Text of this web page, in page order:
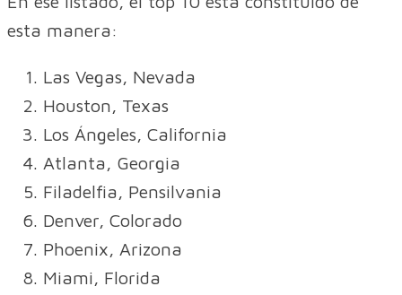
esta manera:
Las Vegas, Nevada
Houston, Texas
Los Ángeles, California
Atlanta, Georgia
Filadelfia, Pensilvania
Denver, Colorado
Phoenix, Arizona
Miami, Florida